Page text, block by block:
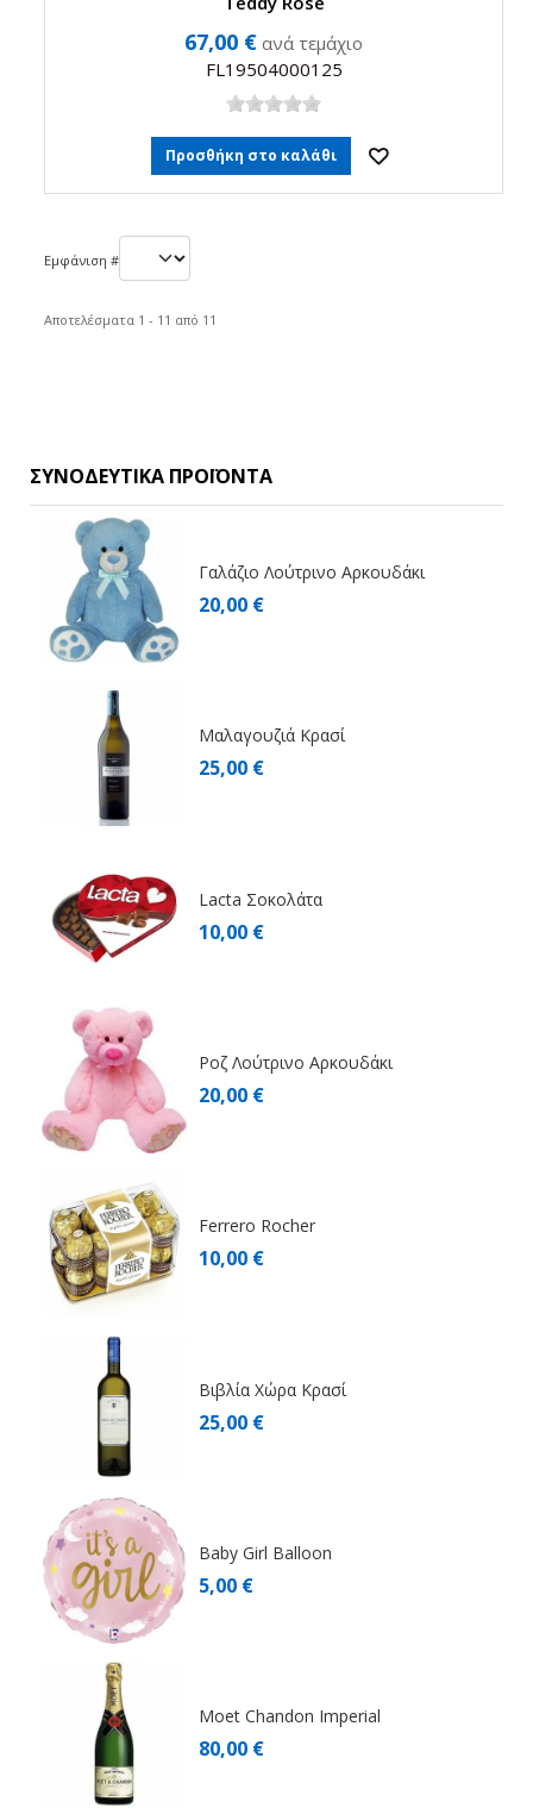
ΣΥΝΟΔΕΥΤΙΚΆ ΠΡΟΪΌΝΤΑ
Γαλάζιο Λούτρινο Αρκουδάκι
20,00 €
Μαλαγουζιά Κρασί
25,00 €
Lacta Σοκολάτα
10,00 €
Ροζ Λούτρινο Αρκουδάκι
20,00 €
Ferrero Rocher
10,00 €
Βιβλία Χώρα Κρασί
25,00 €
Baby Girl Balloon
5,00 €
Moet Chandon Imperial
80,00 €
67,00 € ανά τεμάχιο
FL19504000125
Προσθήκη στο καλάθι
Εμφάνιση #
Αποτελέσματα 1 - 11 από 11